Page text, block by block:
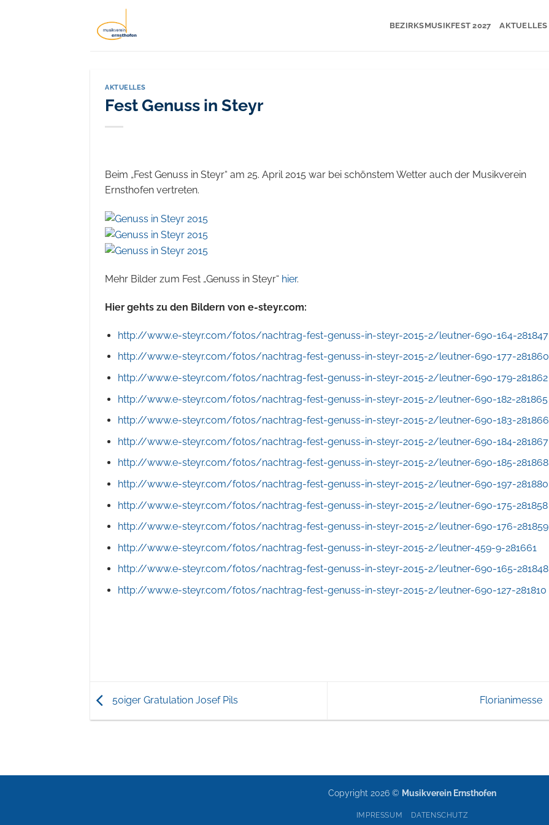
BEZIRKSMUSIKFEST 2027 AKTUELLES
AKTUELLES
Fest Genuss in Steyr
Beim „Fest Genuss in Steyr“ am 25. April 2015 war bei schönstem Wetter auch der Musikverein
Ernsthofen vertreten.
Mehr Bilder zum Fest „Genuss in Steyr“ hier.
Hier gehts zu den Bildern von e-steyr.com:
http://www.e-steyr.com/fotos/nachtrag-fest-genuss-in-steyr-2015-2/leutner-690-164-281847
http://www.e-steyr.com/fotos/nachtrag-fest-genuss-in-steyr-2015-2/leutner-690-177-281860
http://www.e-steyr.com/fotos/nachtrag-fest-genuss-in-steyr-2015-2/leutner-690-179-281862
http://www.e-steyr.com/fotos/nachtrag-fest-genuss-in-steyr-2015-2/leutner-690-182-281865
http://www.e-steyr.com/fotos/nachtrag-fest-genuss-in-steyr-2015-2/leutner-690-183-281866
http://www.e-steyr.com/fotos/nachtrag-fest-genuss-in-steyr-2015-2/leutner-690-184-281867
http://www.e-steyr.com/fotos/nachtrag-fest-genuss-in-steyr-2015-2/leutner-690-185-281868
http://www.e-steyr.com/fotos/nachtrag-fest-genuss-in-steyr-2015-2/leutner-690-197-281880
http://www.e-steyr.com/fotos/nachtrag-fest-genuss-in-steyr-2015-2/leutner-690-175-281858
http://www.e-steyr.com/fotos/nachtrag-fest-genuss-in-steyr-2015-2/leutner-690-176-281859
http://www.e-steyr.com/fotos/nachtrag-fest-genuss-in-steyr-2015-2/leutner-459-9-281661
http://www.e-steyr.com/fotos/nachtrag-fest-genuss-in-steyr-2015-2/leutner-690-165-281848
http://www.e-steyr.com/fotos/nachtrag-fest-genuss-in-steyr-2015-2/leutner-690-127-281810
50iger Gratulation Josef Pils Florianimesse
Copyright 2026 © Musikverein Ernsthofen
IMPRESSUM DATENSCHUTZ